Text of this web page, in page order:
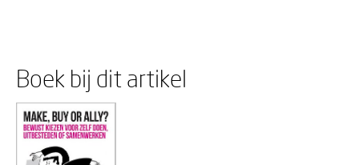
Boek bij dit artikel